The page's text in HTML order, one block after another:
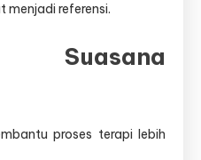
menjadi referensi.
Suasana
proses terapi lebih